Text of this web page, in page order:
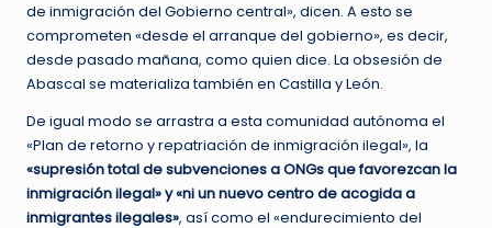
de inmigración del Gobierno central», dicen. A esto se
comprometen «desde el arranque del gobierno», es decir,
desde pasado mañana, como quien dice. La obsesión de
Abascal se materializa también en Castilla y León.
De igual modo se arrastra a esta comunidad autónoma el
«Plan de retorno y repatriación de inmigración ilegal», la
«supresión total de subvenciones a ONGs que favorezcan la
inmigración ilegal» y «ni un nuevo centro de acogida a
inmigrantes ilegales», así como el «endurecimiento del